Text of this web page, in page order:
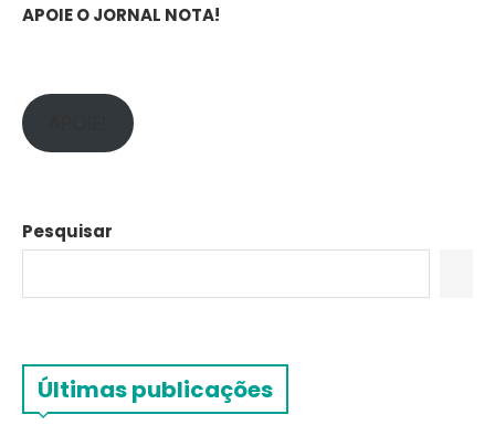
APOIE O JORNAL NOTA!
Pesquisar
Últimas publicações